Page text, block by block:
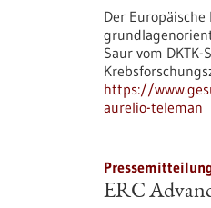
Der
Saur vom
https://
aurelio-teleman
ERC